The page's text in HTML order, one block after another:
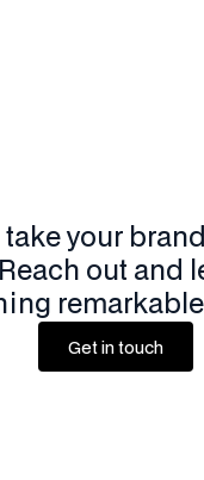
take your
out and
Get in touch
Get in touch